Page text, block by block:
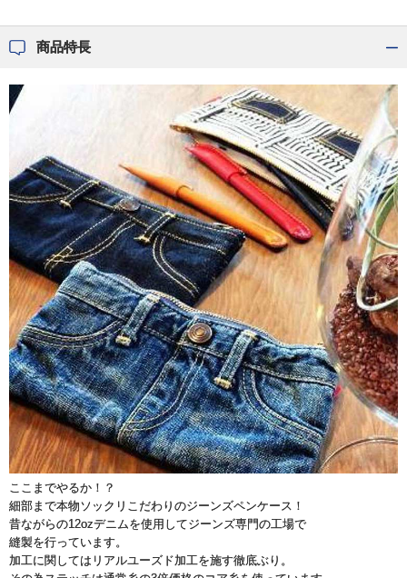
商品特長
ここまでやるか！？
細部まで本物ソックリこだわりのジーンズペンケース！
昔ながらの12ozデニムを使用してジーンズ専門の工場で
縫製を行っています。
加工に関してはリアルユーズド加工を施す徹底ぶり。